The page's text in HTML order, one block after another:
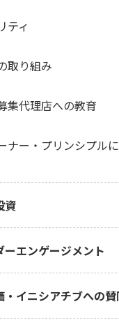
ーン・マネジメント
ティ
取り組み
集代理店への教育
ナー・プリンシプル
資
投資方針・推進体制等
ーエンゲージメント
・イニシアチブへの賛